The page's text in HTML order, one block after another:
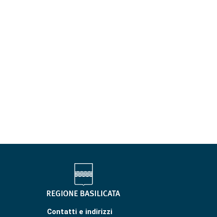
Contatti e indirizzi